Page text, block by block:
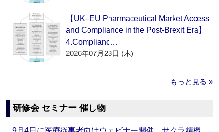
【UK–EU Pharmaceutical Market Access
and Compliance in the Post-Brexit Era】
4.Complianc…
2026年07月23日 (木)
もっと見る »
研修会 セミナー 催し物